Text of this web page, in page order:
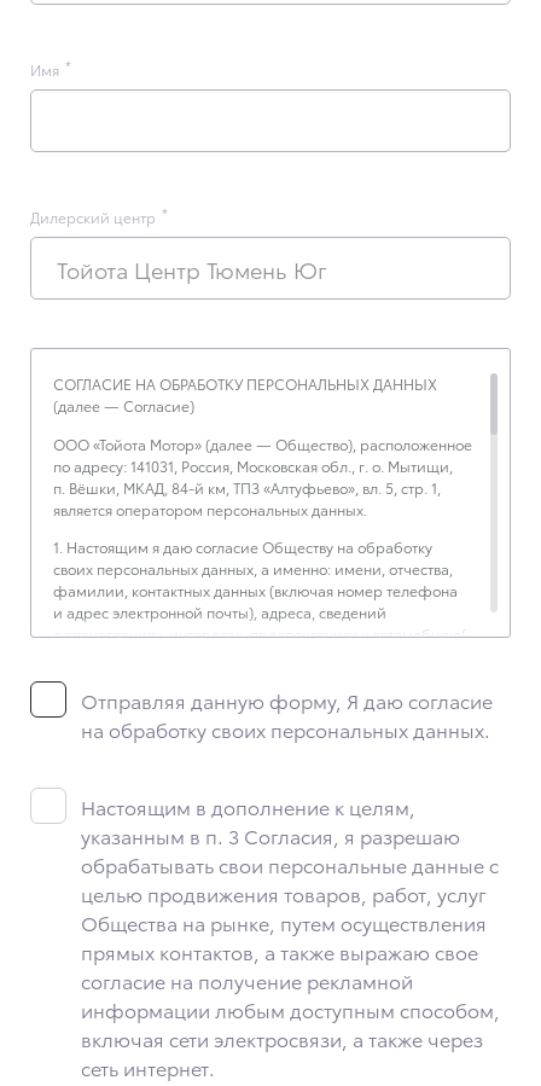
Имя
Дилерский центр
Тойота Центр Тюмень Юг
СОГЛАСИЕ НА ОБРАБОТКУ ПЕРСОНАЛЬНЫХ ДАННЫХ
(далее — Согласие)
ООО «Тойота Мотор» (далее — Общество), расположенное
по адресу: 141031, Россия, Московская обл., г. о. Мытищи,
п. Вёшки, МКАД, 84-й км, ТПЗ «Алтуфьево», вл. 5, стр. 1,
является оператором персональных данных.
1. Настоящим я даю согласие Обществу на обработку
своих персональных данных, а именно: имени, отчества,
фамилии, контактных данных (включая номер телефона
и адрес электронной почты), адреса, сведений
о впечатлениях, интересах, предпочтениях к автомобилю(-
операционной системы устройства и модели мобильного
телефона посетителя сайта, уникального идентификатора
посетителя сайта, предпочтительного времени и способа
для контакта, истории контактов.
следующие действия: сбор, запись, систематизация,
накопление, хранение, уточнение (обновление,
изменение), извлечение, использование, передача
(предоставление, доступ), блокирование, удаление,
уничтожение персональных данных. Общество
обрабатывает персональные данные с использованием
средств автоматизации.
3. Целью обработки персональных данных является
осуществление взаимодействия Общества с посетителями
и пользователями сайта.
4. Я даю согласие на передачу моих персональных данных
третьим лицам, перечень которых размещен на сайте
Отправляя данную форму, Я даю согласие
на обработку своих персональных данных.
Настоящим в дополнение к целям,
указанным в п. 3 Согласия, я разрешаю
обрабатывать свои персональные данные с
целью продвижения товаров, работ, услуг
Общества на рынке, путем осуществления
прямых контактов, а также выражаю свое
согласие на получение рекламной
информации любым доступным способом,
включая сети электросвязи, а также через
сеть интернет.